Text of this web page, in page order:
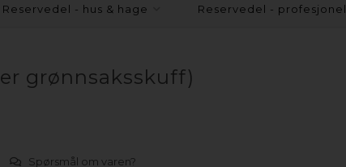
Reservedel - hus & hage Reservedel - profesjonel
grønnsaksskuff)
Spørsmål om varen?